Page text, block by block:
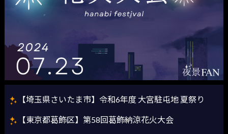
【埼玉県さいたま市】令和6年度 大宮駐屯地 夏祭り
【東京都葛飾区】第58回葛飾納涼花火大会